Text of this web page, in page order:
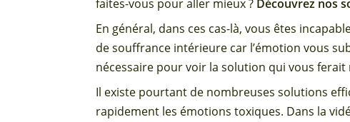
faites-vous pour aller mieux ? Découvrez nos
En général, dans ces cas-là, vous êtes
de souffrance intérieure car l’émotion vous
nécessaire pour voir la solution qui vous
Il existe pourtant de nombreuses solutions
rapidement les émotions toxiques. Dans la